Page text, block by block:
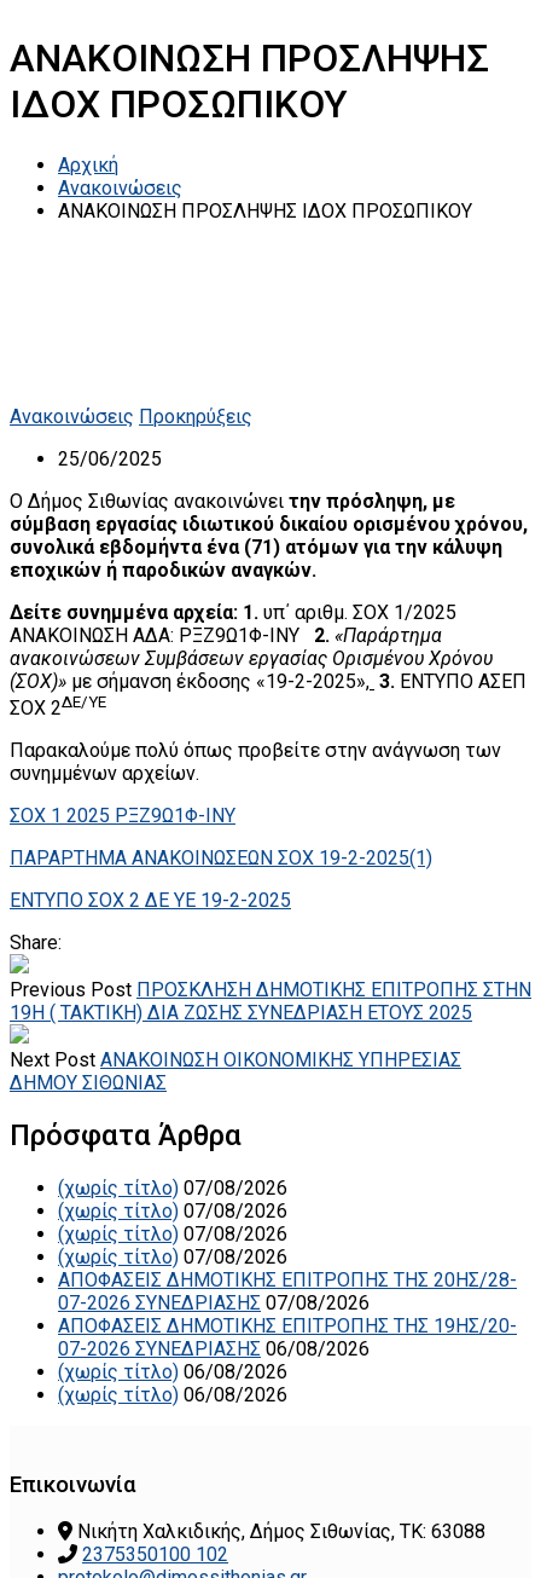
ΑΝΑΚΟΙΝΩΣΗ ΠΡΟΣΛΗΨΗΣ
ΙΔΟΧ ΠΡΟΣΩΠΙΚΟΥ
Αρχική
Ανακοινώσεις
ΑΝΑΚΟΙΝΩΣΗ ΠΡΟΣΛΗΨΗΣ ΙΔΟΧ ΠΡΟΣΩΠΙΚΟΥ
Ανακοινώσεις Προκηρύξεις
25/06/2025
Ο Δήμος Σιθωνίας ανακοινώνει την πρόσληψη, με
σύμβαση εργασίας ιδιωτικού δικαίου ορισμένου χρόνου,
συνολικά εβδομήντα ένα (71) ατόμων για την κάλυψη
εποχικών ή παροδικών αναγκών.
Δείτε συνημμένα αρχεία: 1. υπ΄ αριθμ. ΣΟΧ 1/2025
ΑΝΑΚΟΙΝΩΣΗ ΑΔΑ: ΡΞΖ9Ω1Φ-ΙΝΥ 2. «Παράρτημα
ανακοινώσεων Συμβάσεων εργασίας Ορισμένου Χρόνου
(ΣΟΧ)» με σήμανση έκδοσης «19-2-2025», 3. ΕΝΤΥΠΟ ΑΣΕΠ
ΣΟΧ 2ΔΕ/ΥΕ
Παρακαλούμε πολύ όπως προβείτε στην ανάγνωση των
συνημμένων αρχείων.
ΣΟΧ 1 2025 ΡΞΖ9Ω1Φ-ΙΝΥ
ΠΑΡΑΡΤΗΜΑ ΑΝΑΚΟΙΝΩΣΕΩΝ ΣΟΧ 19-2-2025(1)
ΕΝΤΥΠΟ ΣΟΧ 2 ΔΕ ΥΕ 19-2-2025
Share:
Previous Post ΠΡΟΣΚΛΗΣΗ ΔΗΜΟΤΙΚΗΣ ΕΠΙΤΡΟΠΗΣ ΣΤΗΝ
19Η ( ΤΑΚΤΙΚΗ) ΔΙΑ ΖΩΣΗΣ ΣΥΝΕΔΡΙΑΣΗ ΕΤΟΥΣ 2025
Next Post ΑΝΑΚΟΙΝΩΣΗ ΟΙΚΟΝΟΜΙΚΗΣ ΥΠΗΡΕΣΙΑΣ
ΔΗΜΟΥ ΣΙΘΩΝΙΑΣ
Πρόσφατα Άρθρα
(χωρίς τίτλο) 07/08/2026
(χωρίς τίτλο) 07/08/2026
(χωρίς τίτλο) 07/08/2026
(χωρίς τίτλο) 07/08/2026
ΑΠΟΦΑΣΕΙΣ ΔΗΜΟΤΙΚΗΣ ΕΠΙΤΡΟΠΗΣ ΤΗΣ 20ΗΣ/28-
07-2026 ΣΥΝΕΔΡΙΑΣΗΣ 07/08/2026
ΑΠΟΦΑΣΕΙΣ ΔΗΜΟΤΙΚΗΣ ΕΠΙΤΡΟΠΗΣ ΤΗΣ 19ΗΣ/20-
07-2026 ΣΥΝΕΔΡΙΑΣΗΣ 06/08/2026
(χωρίς τίτλο) 06/08/2026
(χωρίς τίτλο) 06/08/2026
Επικοινωνία
Νικήτη Χαλκιδικής, Δήμος Σιθωνίας, ΤΚ: 63088
2375350100 102